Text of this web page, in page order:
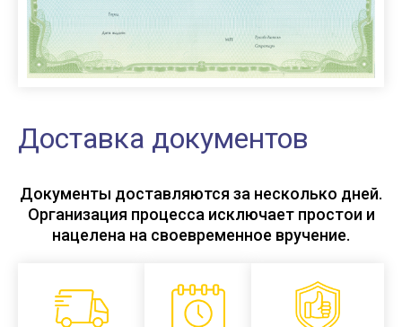
Доставка документов
Документы доставляются за несколько дней.
Организация процесса исключает простои и
нацелена на своевременное вручение.